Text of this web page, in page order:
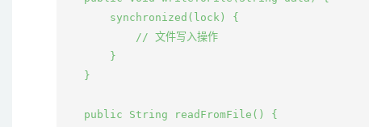
       synchronized(lock) {
           // 文件写入操作
       }
   }
   public String readFromFile() {